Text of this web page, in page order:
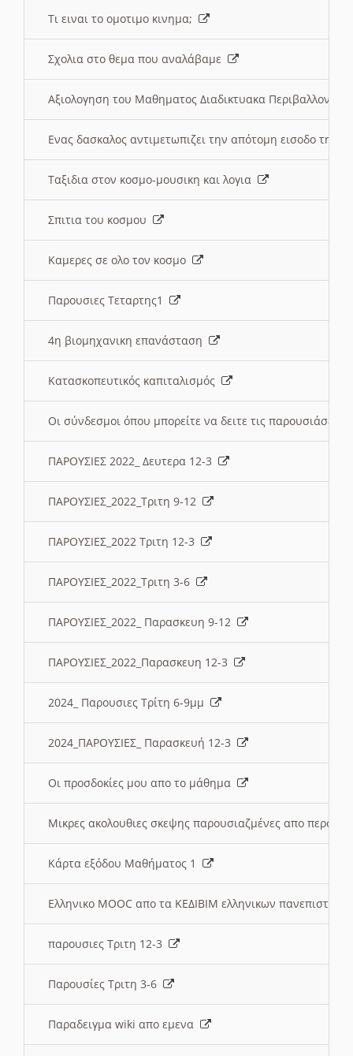
Τι ειναι το ομοτιμο κινημα;
Σχολια στο θεμα που αναλάβαμε
Αξιολογηση του Μαθηματος Διαδικτυακα
Ενας δασκαλος αντιμετωπιζει την απότομη εισοδο της
Ταξιδια στον κοσμο-μουσικη και λογια
Σπιτια του κοσμου
Καμερες σε ολο τον κοσμο
Παρουσιες Τεταρτης1
4η βιομηχανικη επανάσταση
Κατασκοπευτικός καπιταλισμός
Οι σύνδεσμοι όπου μπορείτε να δειτε τις παρουσιάσεις
ΠΑΡΟΥΣΙΕΣ 2022_ Δευτερα 12-3
ΠΑΡΟΥΣΙΕΣ_2022_Τριτη 9-12
ΠΑΡΟΥΣΙΕΣ_2022 Τριτη 12-3
ΠΑΡΟΥΣΙΕΣ_2022_Τριτη 3-6
ΠΑΡΟΥΣΙΕΣ_2022_ Παρασκευη 9-12
ΠΑΡΟΥΣΙΕΣ_2022_Παρασκευη 12-3
2024_ Παρουσιες Τρίτη 6-9μμ
2024_ΠΑΡΟΥΣΙΕΣ_ Παρασκευή 12-3
Οι προσδοκίες μου απο το μάθημα
Μικρες ακολουθιες σκεψης παρουσιαζμένες απο
Κάρτα εξόδου Μαθήματος 1
Ελληνικο MOOC απο τα ΚΕΔΙΒΙΜ ελληνικων
παρουσιες Τριτη 12-3
Παρουσίες Τριτη 3-6
Παραδειγμα wiki απο εμενα